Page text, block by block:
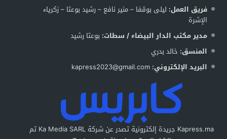
فريق العمل: ليلى بوقفا – منير نافع – رشيد بوعتا – زكرياء
الإشرة
مدير مكتب الدار البيضاء / سطات: بوعتا رشيد
المنسق: خالد بدري
البريد الإلكتروني: kapress2023@gmail.com
Kapress.ma جريدة إلكترونية تصدر عن شركة Ka Media SARL تم